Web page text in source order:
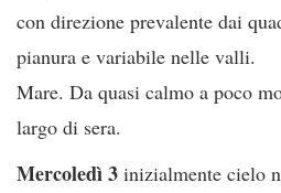
con direzione prevalente dai
pianura e variabile nelle valli.
Mare. Da quasi calmo a poco
largo di sera.
Mercoledì 3 inizialmente cielo